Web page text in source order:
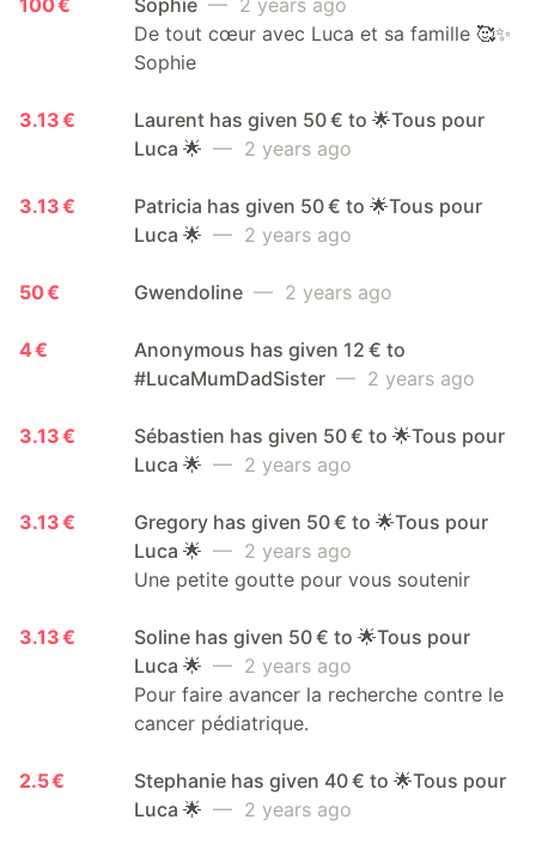
De tout cœur avec Luca et sa famille 🥰✨
Sophie
3.13 €
Laurent has given 50 € to 🌟Tous pour
Luca 🌟 — 2 years ago
3.13 €
Patricia has given 50 € to 🌟Tous pour
Luca 🌟 — 2 years ago
50 € Gwendoline — 2 years ago
4 €
Anonymous has given 12 € to
#LucaMumDadSister — 2 years ago
3.13 €
Sébastien has given 50 € to 🌟Tous pour
Luca 🌟 — 2 years ago
3.13 €
Gregory has given 50 € to 🌟Tous pour
Luca 🌟 — 2 years ago
Une petite goutte pour vous soutenir
3.13 €
Soline has given 50 € to 🌟Tous pour
Luca 🌟 — 2 years ago
Pour faire avancer la recherche contre le
cancer pédiatrique.
2.5 €
Stephanie has given 40 € to 🌟Tous pour
Luca 🌟 — 2 years ago